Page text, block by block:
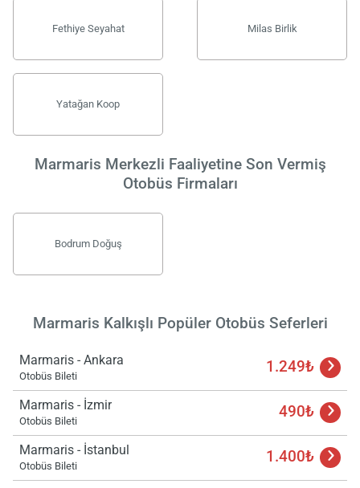
Fethiye Seyahat Milas Birlik
Yatağan Koop
Marmaris Merkezli Faaliyetine Son Vermiş
Otobüs Firmaları
Bodrum Doğuş
Marmaris Kalkışlı Popüler Otobüs Seferleri
Marmaris - Ankara
Otobüs Bileti 1.249₺
Marmaris - İzmir
Otobüs Bileti 490₺
Marmaris - İstanbul
Otobüs Bileti 1.400₺